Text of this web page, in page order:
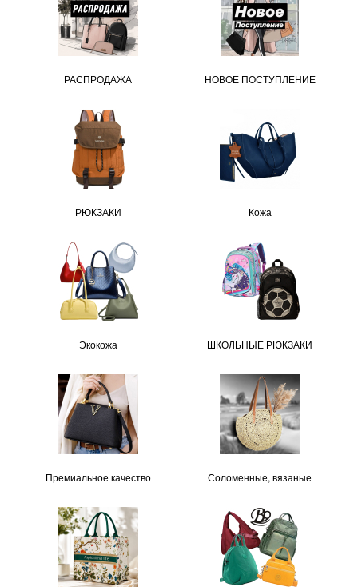
РАСПРОДАЖА НОВОЕ ПОСТУПЛЕНИЕ
РЮКЗАКИ Кожа
Экокожа ШКОЛЬНЫЕ РЮКЗАКИ
Премиальное качество Соломенные, вязаные